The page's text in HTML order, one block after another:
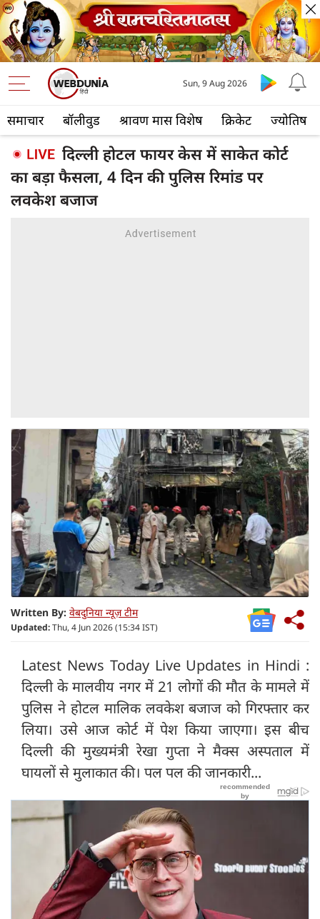
समाचार बॉलीवुड श्रावण मास विशेष क्रिकेट ज्योतिष
Sun, 9 Aug 2026
दिल्ली होटल फायर केस में साकेत कोर्ट
का बड़ा फैसला, 4 दिन की पुलिस रिमांड पर
लवकेश बजाज
Written By: वेबदुनिया न्यूज़ टीम
Updated:Thu, 4 Jun 2026 (15:34 IST)
Latest News Today Live Updates in Hindi :
दिल्ली के मालवीय नगर में 21 लोगों की मौत के मामले में
पुलिस ने होटल मालिक लवकेश बजाज को गिरफ्तार कर
लिया। उसे आज कोर्ट में पेश किया जाएगा। इस बीच
दिल्ली की मुख्‍यमंत्री रेखा गुप्ता ने मैक्स अस्पताल में
घायलों से मुलाकात की। पल पल की जानकारी...